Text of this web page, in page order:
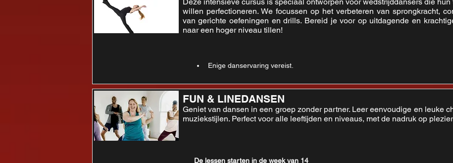
willen perfectioneren. We focussen op het verbeteren van sprongkracht,
van gerichte oefeningen en drills. Bereid je voor op uitdagende en
naar een hoger niveau tillen!
Enige danservaring vereist.
FUN & LINEDANSEN
Geniet van dansen in een groep zonder partner. Leer eenvoudige en leuke
muziekstijlen. Perfect voor alle leeftijden en niveaus, met de nadruk op
De lessen starten in de week van 14